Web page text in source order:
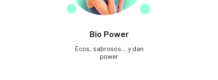
Bio Power
Ecos, sabrosos… y dan
power